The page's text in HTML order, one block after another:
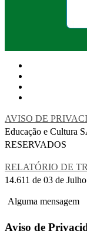
AVISO DE
Educação e Cultura
RESERVADOS
RELATÓRIO DE
14.611 de 03 de
Alguma mensagem
Aviso de